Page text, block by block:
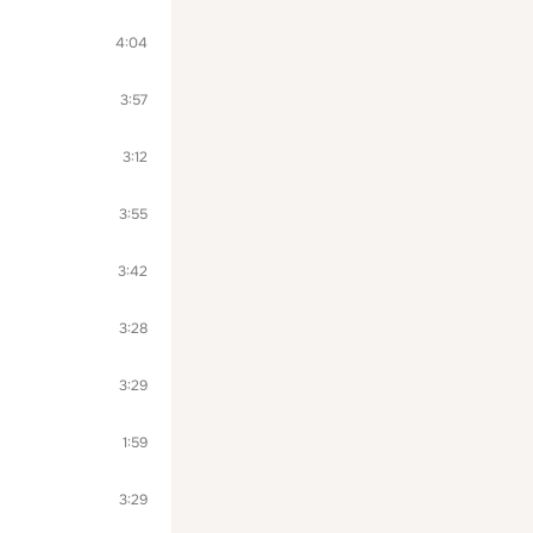
4:04
3:57
3:12
3:55
3:42
3:28
3:29
1:59
3:29